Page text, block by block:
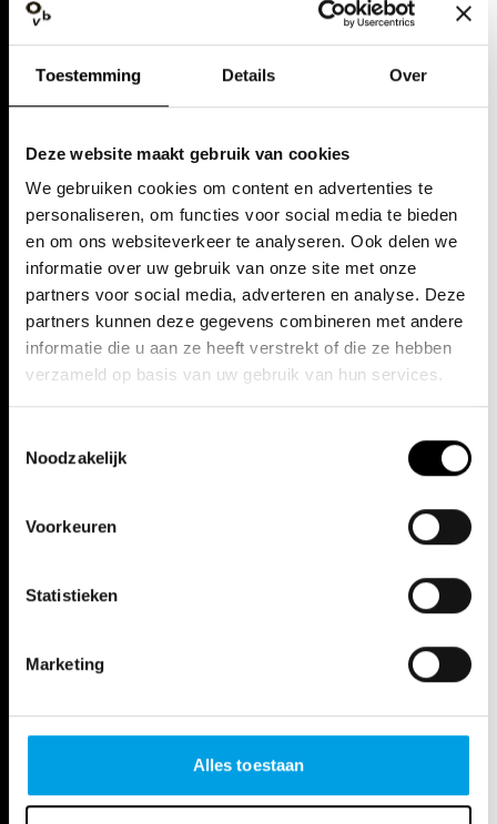
Toestemming Details Over
Deze website maakt gebruik van cookies
We gebruiken cookies om content en advertenties te
personaliseren, om functies voor social media te bieden
en om ons websiteverkeer te analyseren. Ook delen we
informatie over uw gebruik van onze site met onze
partners voor social media, adverteren en analyse. Deze
partners kunnen deze gegevens combineren met andere
informatie die u aan ze heeft verstrekt of die ze hebben
verzameld op basis van uw gebruik van hun services.
Noodzakelijk
Voorkeuren
Statistieken
Marketing
Alles toestaan
Your visit to Theater 't
Your visit to locations in
Your visit to other
Groups and schools
Travel in comfort with
Frequently Asked